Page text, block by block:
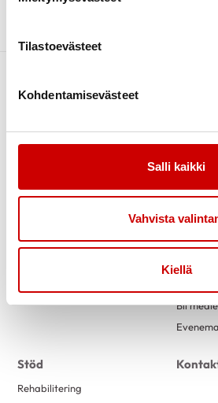
Tilastoevästeet
Kohdentamisevästeet
Salli kaikki
Vahvista
Kiellä
Link toLink to
Information
Om oss
Bli
Stöd
Rehabilitering